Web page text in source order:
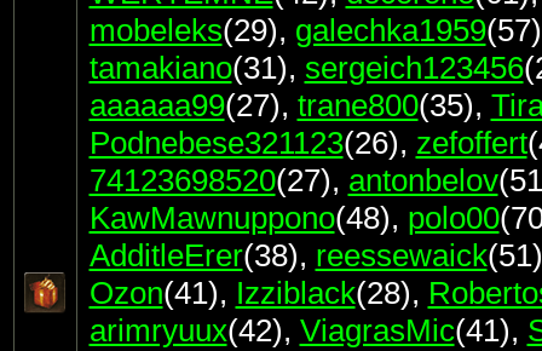
mobeleks(29), galechka1959(57)
tamakiano(31), sergeich123456
aaaaaa99(27), trane800(35),
Podnebese321123(26), zefoffert
74123698520(27), antonbelov
KawMawnuppono(48), polo00
AdditleErer(38), reessewaick(51)
Ozon(41), Izziblack(28),
arimryuux(42), ViagrasMic(41),